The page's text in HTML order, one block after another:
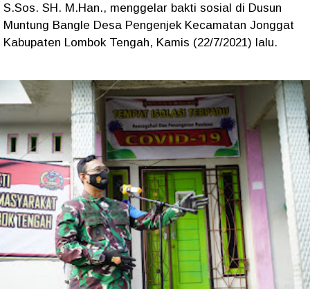
S.Sos. SH. M.Han., menggelar bakti sosial di Dusun
Muntung Bangle Desa Pengenjek Kecamatan Jonggat
Kabupaten Lombok Tengah, Kamis (22/7/2021) lalu.